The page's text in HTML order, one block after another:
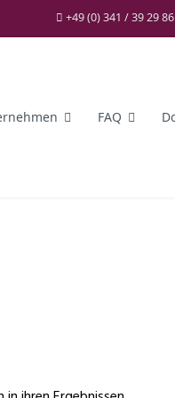
+49 (0) 341 / 39 29
FAQ